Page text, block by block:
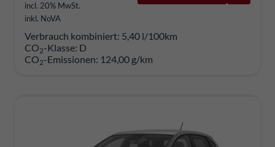
incl. 20% MwSt.
inkl. NoVA
Verbrauch kombiniert: 5,40 l/100km
CO2-Klasse: D
CO2-Emissionen: 124,00 g/km